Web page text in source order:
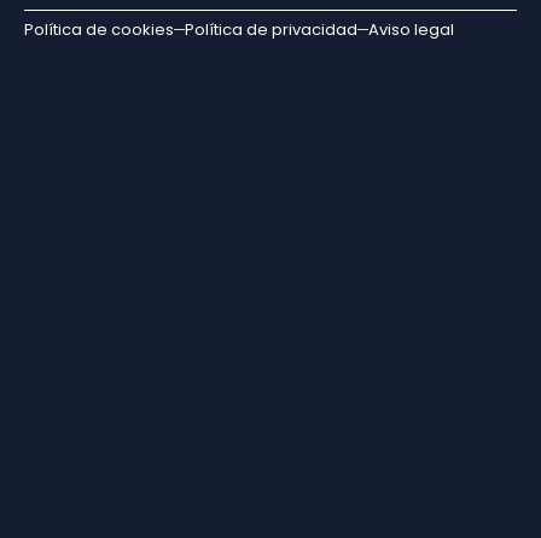
Política de cookies Política de privacidad Aviso legal